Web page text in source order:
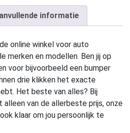
informatie
online winkel voor auto
merken en modellen. Ben jij op
voor bijvoorbeeld een bumper
drie klikken het exacte
Het beste van alles? Bij
alleen van de allerbeste prijs, onze
klaar om jou persoonlijk te